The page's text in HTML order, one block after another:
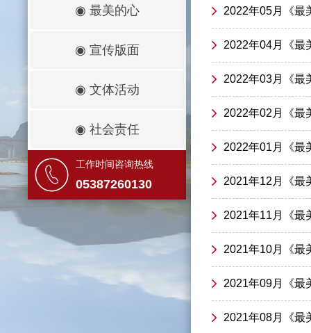
◉ 最美的心
◉ 宣传版面
◉ 文体活动
◉ 社会责任
工作时间咨询热线
05387260130
2022年05月《最
2022年04月《最
2022年03月《最
2022年02月《最
2022年01月《最
2021年12月《最
2021年11月《最
2021年10月《最
2021年09月《最
2021年08月《最